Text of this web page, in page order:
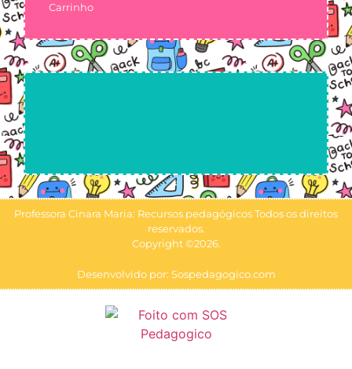
Carrinho
Professora Cinara Maria: Recursos pedagógicos Todos os direitos
reservados.
Copyright ©2026.
Desenvolvido por: Sospedagogico.com